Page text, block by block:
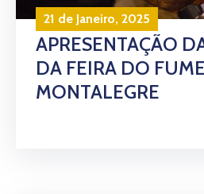
21 de Janeiro, 2025
APRESENTAÇÃO
DA FEIRA DO
MONTALEGRE